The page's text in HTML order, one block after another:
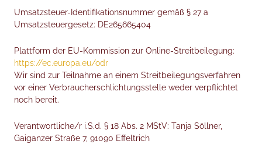
Nice to have
Hoflädchen
Termine
Umsatzsteuer-Identifikationsnummer gemäß § 27 a
Umsatzsteuergesetz: DE265665404
Plattform der EU-Kommission zur Online-Streitbeilegung:
https://ec.europa.eu/odr
Wir sind zur Teilnahme an einem Streitbeilegungsverfahren
vor einer Verbraucherschlichtungsstelle weder verpflichtet
noch bereit.
Verantwortliche/r i.S.d. § 18 Abs. 2 MStV: Tanja Söllner,
Gaiganzer Straße 7, 91090 Effeltrich